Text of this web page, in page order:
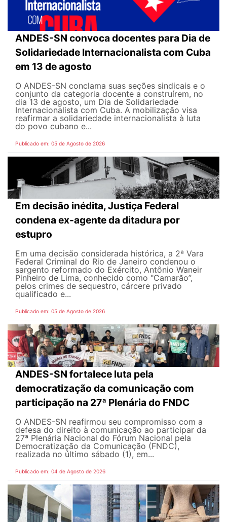
ANDES-SN convoca docentes para Dia de
Solidariedade Internacionalista com Cuba
em 13 de agosto
O ANDES-SN conclama suas seções sindicais e o
conjunto da categoria docente a construírem, no
dia 13 de agosto, um Dia de Solidariedade
Internacionalista com Cuba. A mobilização visa
reafirmar a solidariedade internacionalista à luta
do povo cubano e...
Publicado em: 05 de Agosto de 2026
Em decisão inédita, Justiça Federal
condena ex-agente da ditadura por
estupro
Em uma decisão considerada histórica, a 2ª Vara
Federal Criminal do Rio de Janeiro condenou o
sargento reformado do Exército, Antônio Waneir
Pinheiro de Lima, conhecido como "Camarão”,
pelos crimes de sequestro, cárcere privado
qualificado e...
Publicado em: 05 de Agosto de 2026
ANDES-SN fortalece luta pela
democratização da comunicação com
participação na 27ª Plenária do FNDC
O ANDES-SN reafirmou seu compromisso com a
defesa do direito à comunicação ao participar da
27ª Plenária Nacional do Fórum Nacional pela
Democratização da Comunicação (FNDC),
realizada no último sábado (1), em...
Publicado em: 04 de Agosto de 2026